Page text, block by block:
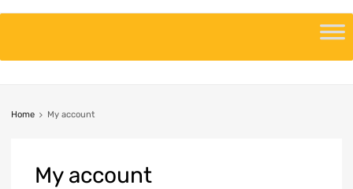
Home My account
Myaccount